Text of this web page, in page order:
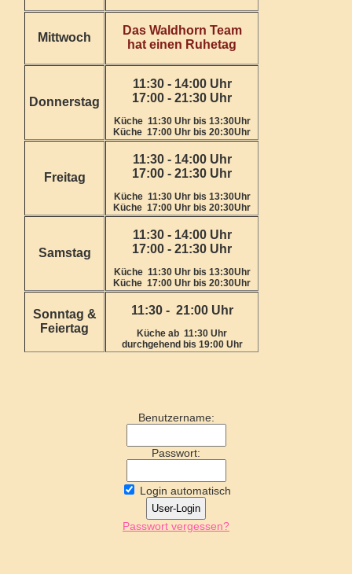
Mittwoch
Das Waldhorn Team
hat einen Ruhetag
Donnerstag
11:30 - 14:00 Uhr
17:00 - 21:30 Uhr
Küche 11:30 Uhr bis 13:30Uhr
Küche 17:00 Uhr bis 20:30Uhr
Freitag
11:30 - 14:00 Uhr
17:00 - 21:30 Uhr
Küche 11:30 Uhr bis 13:30Uhr
Küche 17:00 Uhr bis 20:30Uhr
Samstag
11:30 - 14:00 Uhr
17:00 - 21:30 Uhr
Küche 11:30 Uhr bis 13:30Uhr
Küche 17:00 Uhr bis 20:30Uhr
Sonntag &
Feiertag
11:30 - 21:00 Uhr
Küche ab 11:30 Uhr
durchgehend bis 19:00 Uhr
Benutzername:
Passwort:
Login automatisch
Passwort vergessen?